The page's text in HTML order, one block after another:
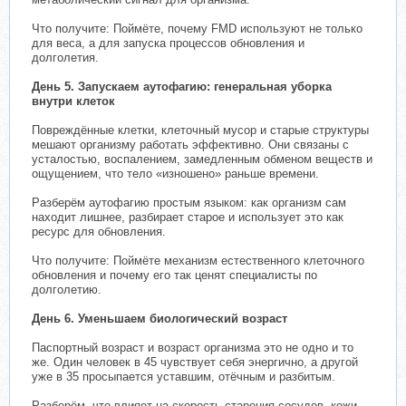
Что получите: Поймёте, почему FMD используют не только
для веса, а для запуска процессов обновления и
долголетия.
День 5. Запускаем аутофагию: генеральная уборка
внутри клеток
Повреждённые клетки, клеточный мусор и старые структуры
мешают организму работать эффективно. Они связаны с
усталостью, воспалением, замедленным обменом веществ и
ощущением, что тело «изношено» раньше времени.
Разберём аутофагию простым языком: как организм сам
находит лишнее, разбирает старое и использует это как
ресурс для обновления.
Что получите: Поймёте механизм естественного клеточного
обновления и почему его так ценят специалисты по
долголетию.
День 6. Уменьшаем биологический возраст
Паспортный возраст и возраст организма это не одно и то
же. Один человек в 45 чувствует себя энергично, а другой
уже в 35 просыпается уставшим, отёчным и разбитым.